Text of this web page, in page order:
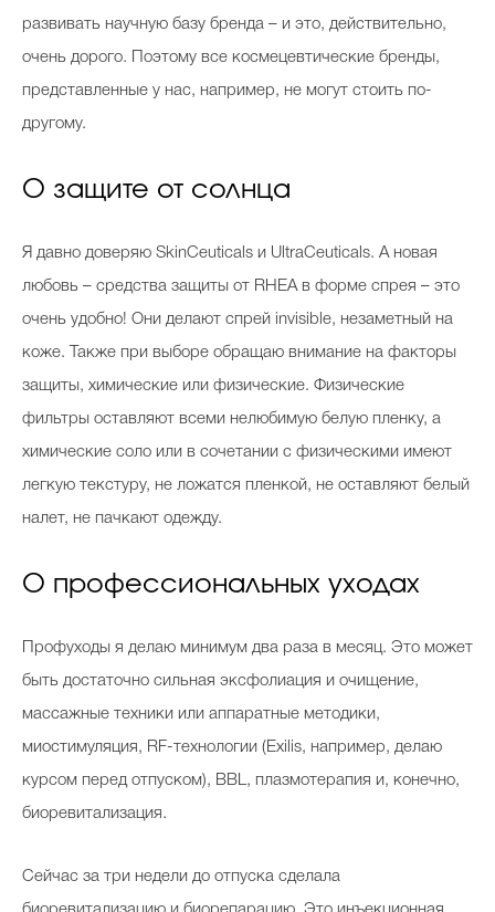
развивать научную базу бренда – и это, действительно,
очень дорого. Поэтому все космецевтические бренды,
представленные у нас, например, не могут стоить по-
другому.
О защите от солнца
Я давно доверяю SkinCeuticals и UltraCeuticals. А новая
любовь – средства защиты от RHEA в форме спрея – это
очень удобно! Они делают спрей invisible, незаметный на
коже. Также при выборе обращаю внимание на факторы
защиты, химические или физические. Физические
фильтры оставляют всеми нелюбимую белую пленку, а
химические соло или в сочетании с физическими имеют
легкую текстуру, не ложатся пленкой, не оставляют белый
налет, не пачкают одежду.
О профессиональных уходах
Профуходы я делаю минимум два раза в месяц. Это может
быть достаточно сильная эксфолиация и очищение,
массажные техники или аппаратные методики,
миостимуляция, RF-технологии (Exilis, например, делаю
курсом перед отпуском), BBL, плазмотерапия и, конечно,
биоревитализация.
Cейчас за три недели до отпуска сделала